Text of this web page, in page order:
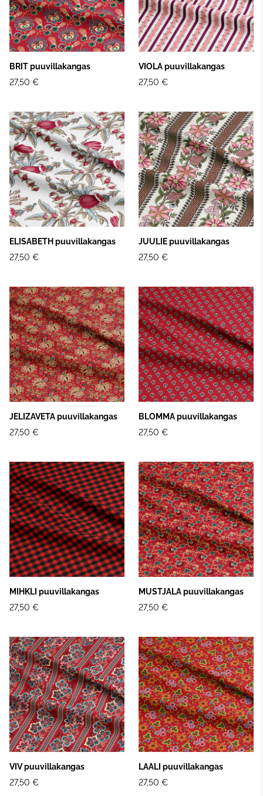
BRIT puuvillakangas
27,50 €
VIOLA puuvillakangas
27,50 €
ELISABETH puuvillakangas
27,50 €
JUULIE puuvillakangas
27,50 €
JELIZAVETA puuvillakangas
27,50 €
BLOMMA puuvillakangas
27,50 €
MIHKLI puuvillakangas
27,50 €
MUSTJALA puuvillakangas
27,50 €
VIV puuvillakangas
27,50 €
LAALI puuvillakangas
27,50 €